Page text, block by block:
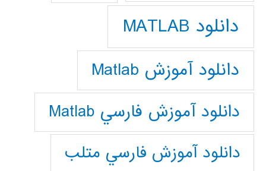
دانلود MATLAB
دانلود آموزش Matlab
دانلود آموزش فارسي Matlab
دانلود آموزش فارسي متلب